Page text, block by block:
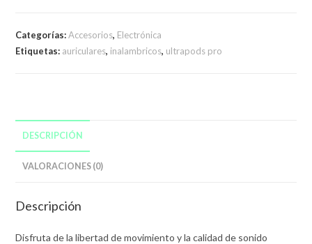
Bluetooth
Categorías:Accesorios, Electrónica
Etiquetas: auriculares, inalambricos, ultrapods pro
DESCRIPCIÓN
VALORACIONES (0)
Descripción
Disfruta de la libertad de movimiento y la calidad de sonido